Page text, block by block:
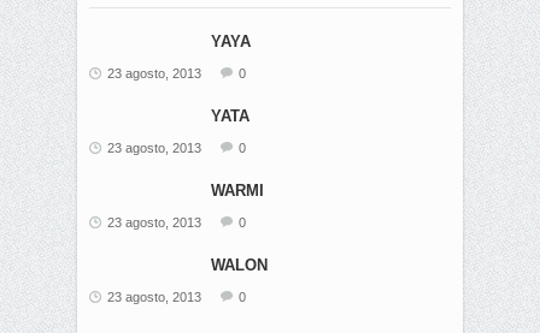
YAYA
23 agosto, 2013 0
YATA
23 agosto, 2013 0
WARMI
23 agosto, 2013 0
WALON
23 agosto, 2013 0